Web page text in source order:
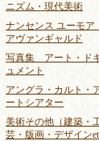
ニズム・現代美術
ナンセンス ユーモア
アヴァンギャルド
写真集 アート・ド
ュメント
アングラ・カルト・
ートシアター
美術その他（建築・
芸・版画・デザインet